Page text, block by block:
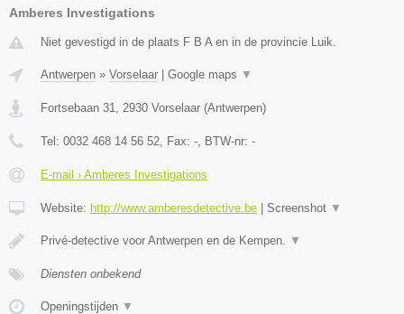
Amberes Investigations
Niet gevestigd in de plaats F B A en in de provincie Luik.
Antwerpen » Vorselaar Google maps ▼
Fortsebaan 31 2930 Vorselaar (Antwerpen)
Tel: 0032 468 14 56 52 , Fax: - , BTW-nr: -
E-mail › Amberes Investigations
Website: http://www.amberesdetective.be Screenshot ▼
Privé-detective voor Antwerpen en de Kempen. ▼
Diensten onbekend
Openingstijden ▼